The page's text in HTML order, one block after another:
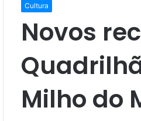
Cultura
Novos
Milho do